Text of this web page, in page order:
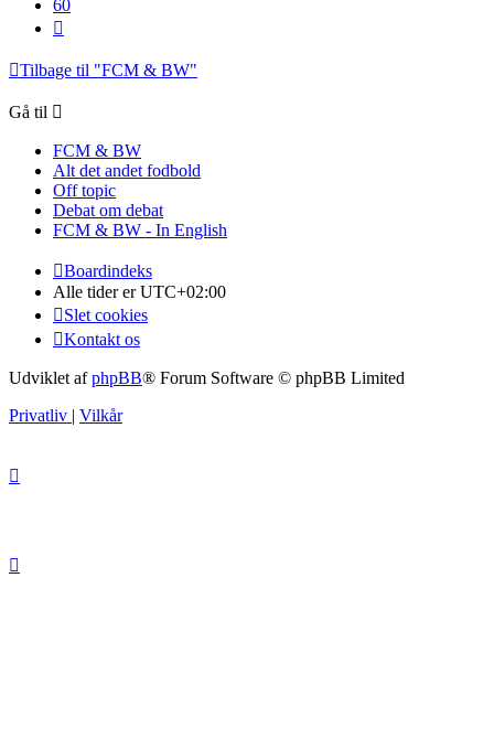
60
Tilbage til "FCM & BW"
Gå til
FCM & BW
Alt det andet fodbold
Off topic
Debat om debat
FCM & BW - In English
Boardindeks
Alle tider erUTC+02:00
Slet cookies
Kontakt os
Udviklet afphpBB® Forum Software © phpBB Limited
Privatliv | Vilkår